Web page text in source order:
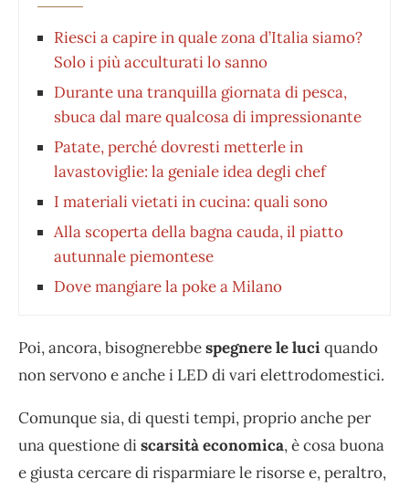
Riesci a capire in quale zona d’Italia siamo?
Solo i più acculturati lo sanno
Durante una tranquilla giornata di pesca,
sbuca dal mare qualcosa di impressionante
Patate, perché dovresti metterle in
lavastoviglie: la geniale idea degli chef
I materiali vietati in cucina: quali sono
Alla scoperta della bagna cauda, il piatto
autunnale piemontese
Dove mangiare la poke a Milano
Poi, ancora, bisognerebbespegnere le luciquando
non servono e anche i LED di vari elettrodomestici.
Comunque sia, di questi tempi, proprio anche per
una questione discarsitàeconomica, è cosa buona
e giusta cercare di risparmiare le risorse e, peraltro,